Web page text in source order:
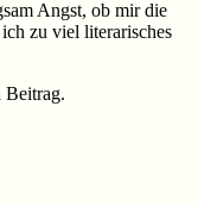
Angst, ob mir die
zu viel literarisches
Beitrag.